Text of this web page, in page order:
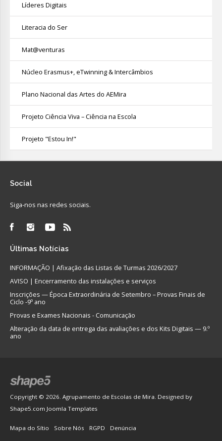
Líderes Digitais
Literacia do Ser
Mat@venturas
Núcleo Erasmus+, eTwinning & Intercâmbios
Plano Nacional das Artes do AEMira
Projeto Ciência Viva – Ciência na Escola
Projeto "Estou In!"
Social
Siga-nos nas redes sociais.
Últimas Notícias
INFORMAÇÃO | Afixação das Listas de Turmas 2026/2027
AVISO | Encerramento das instalações e serviços
Inscrições — Época Extraordinária de Setembro – Provas Finais de
Ciclo -9º ano
Provas e Exames Nacionais - Comunicação
Alteração da data de entrega das avaliações e dos Kits Digitais — 9.º
ano
Copyright © 2026. Agrupamento de Escolas de Mira. Designed by
Shape5.com Joomla Templates
Mapa do Sítio Sobre Nós RGPD Denúncia